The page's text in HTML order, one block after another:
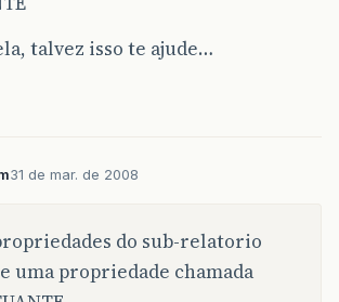
talvez isso te ajude…
31 de mar. de 2008
do sub-relatorio
uma propriedade chamada